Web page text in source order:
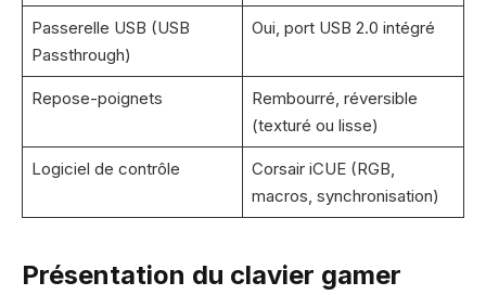
Passerelle USB (USB
Passthrough)
Oui, port USB 2.0 intégré
Repose-poignets
Rembourré, réversible
(texturé ou lisse)
Logiciel de contrôle
Corsair iCUE (RGB,
macros, synchronisation)
Présentation du clavier gamer